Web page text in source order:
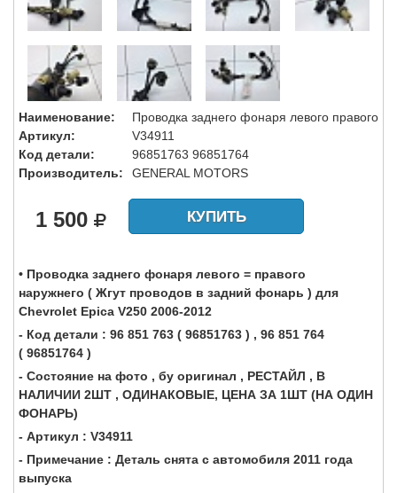
Наименование:
Проводка заднего фонаря левого правого
Артикул:
V34911
Код детали:
96851763 96851764
Производитель:
GENERAL MOTORS
1 500 КУПИТЬ
• Проводка заднего фонаря левого = правого
наружнего ( Жгут проводов в задний фонарь ) для
Chevrolet Epica V250 2006-2012
- Код детали : 96 851 763 ( 96851763 ) , 96 851 764
( 96851764 )
- Состояние на фото , бу оригинал , РЕСТАЙЛ , В
НАЛИЧИИ 2ШТ , ОДИНАКОВЫЕ, ЦЕНА ЗА 1ШТ (НА ОДИН
ФОНАРЬ)
- Артикул : V34911
- Примечание : Деталь снята с автомобиля 2011 года
выпуска